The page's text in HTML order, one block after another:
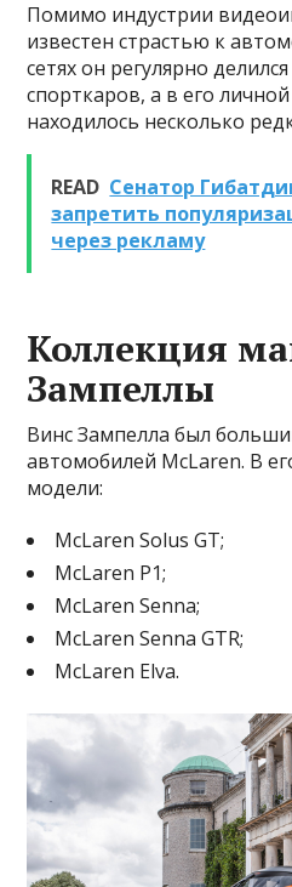
Помимо индустрии
известен страстью к
сетях он регулярно
спорткаров, а в его
находилось несколько
READ Сенатор
запретить
через рекламу
Коллекция
Зампеллы
Винс Зампелла был
автомобилей McLaren. В
модели:
McLaren Solus GT;
McLaren P1;
McLaren Senna;
McLaren Senna GTR;
McLaren Elva.